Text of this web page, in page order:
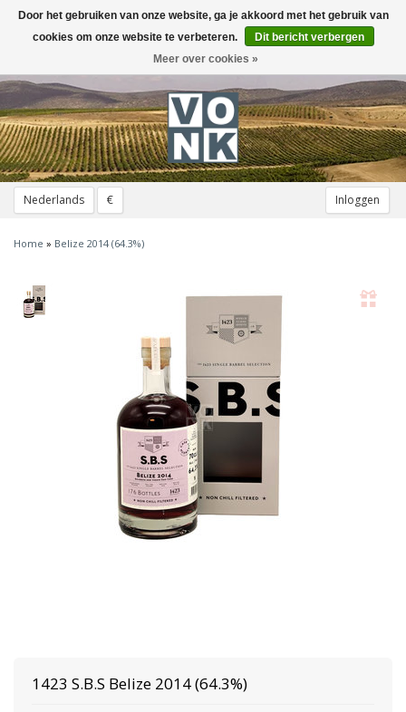
Nederlands € Inloggen
Toggle
navigation
Home » Belize 2014 (64.3%)
1423 S.B.S Belize 2014 (64.3%)
Door het gebruiken van onze website, ga je akkoord met het gebruik van
cookies om onze website te verbeteren.
Dit bericht verbergen
Meer over cookies »